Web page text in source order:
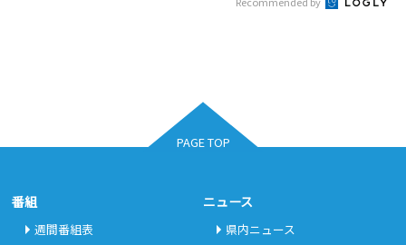
PAGE TOP
番組
週間番組表
ニュース
県内ニュース